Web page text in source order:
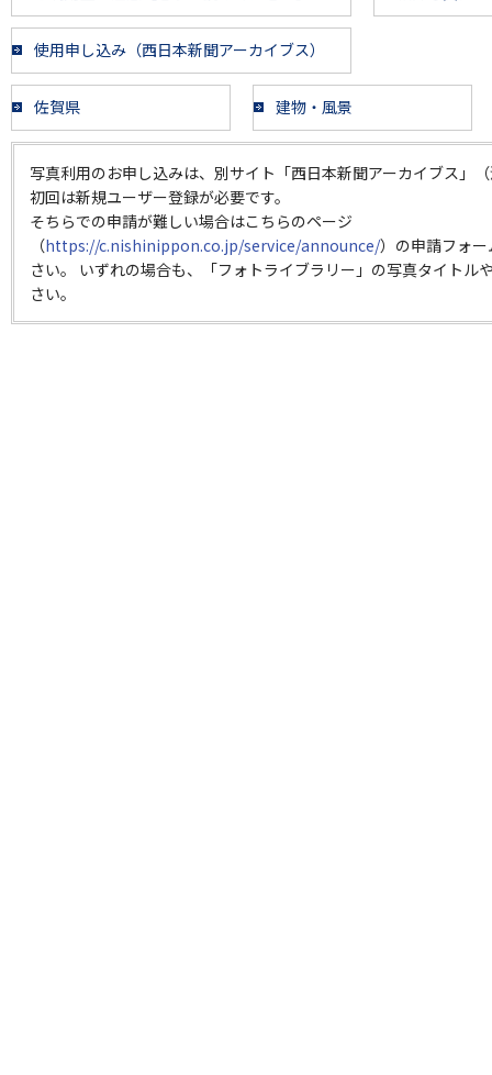
使用申し込み（西日本新聞アーカイブス）
佐賀県 建物・風景
写真利用のお申し込みは、別サイト「西日本新聞アーカイブス」
初回は新規ユーザー登録が必要です。
そちらでの申請が難しい場合はこちらのページ
（https://c.nishinippon.co.jp/service/announce/）の申請フォ
さい。 いずれの場合も、「フォトライブラリー」の写真タイトル
さい。